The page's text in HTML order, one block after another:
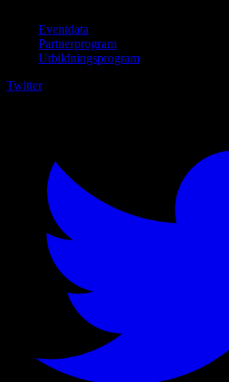
Eventdata
Partnerprogram
Utbildningsprogram
Twitter